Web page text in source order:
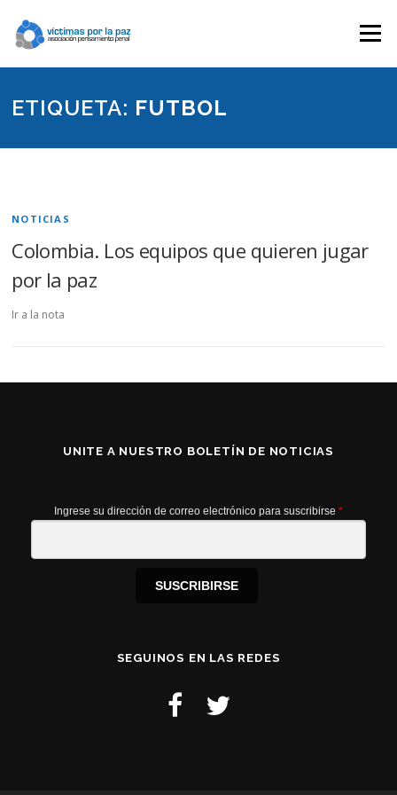
contenido
Menú
ETIQUETA: FUTBOL
NOTICIAS
Colombia. Los equipos que quieren jugar
por la paz
Ir a la nota
UNITE A NUESTRO BOLETÍN DE NOTICIAS
Ingrese su dirección de correo electrónico para suscribirse *
SUSCRIBIRSE
SEGUINOS EN LAS REDES